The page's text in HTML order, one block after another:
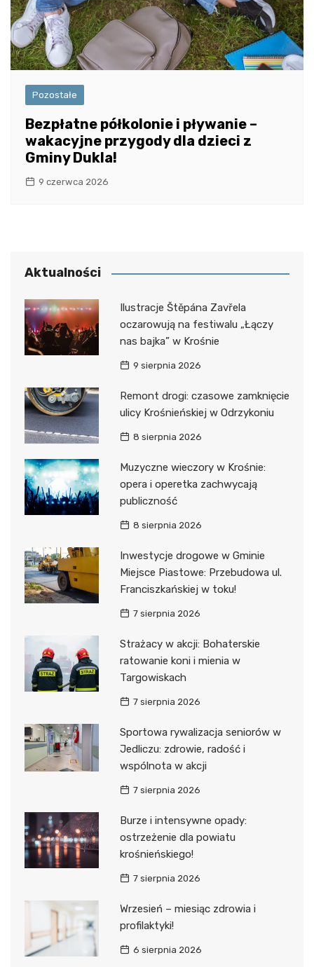
Pozostałe
Bezpłatne półkolonie i pływanie –
wakacyjne przygody dla dzieci z
Gminy Dukla!
9 czerwca 2026
Aktualności
Ilustracje Štěpána Zavřela
oczarowują na festiwalu „Łączy
nas bajka” w Krośnie
9 sierpnia 2026
Remont drogi: czasowe zamknięcie
ulicy Krośnieńskiej w Odrzykoniu
8 sierpnia 2026
Muzyczne wieczory w Krośnie:
opera i operetka zachwycają
publiczność
8 sierpnia 2026
Inwestycje drogowe w Gminie
Miejsce Piastowe: Przebudowa ul.
Franciszkańskiej w toku!
7 sierpnia 2026
Strażacy w akcji: Bohaterskie
ratowanie koni i mienia w
Targowiskach
7 sierpnia 2026
Sportowa rywalizacja seniorów w
Jedliczu: zdrowie, radość i
wspólnota w akcji
7 sierpnia 2026
Burze i intensywne opady:
ostrzeżenie dla powiatu
krośnieńskiego!
7 sierpnia 2026
Wrzesień – miesiąc zdrowia i
profilaktyki!
6 sierpnia 2026